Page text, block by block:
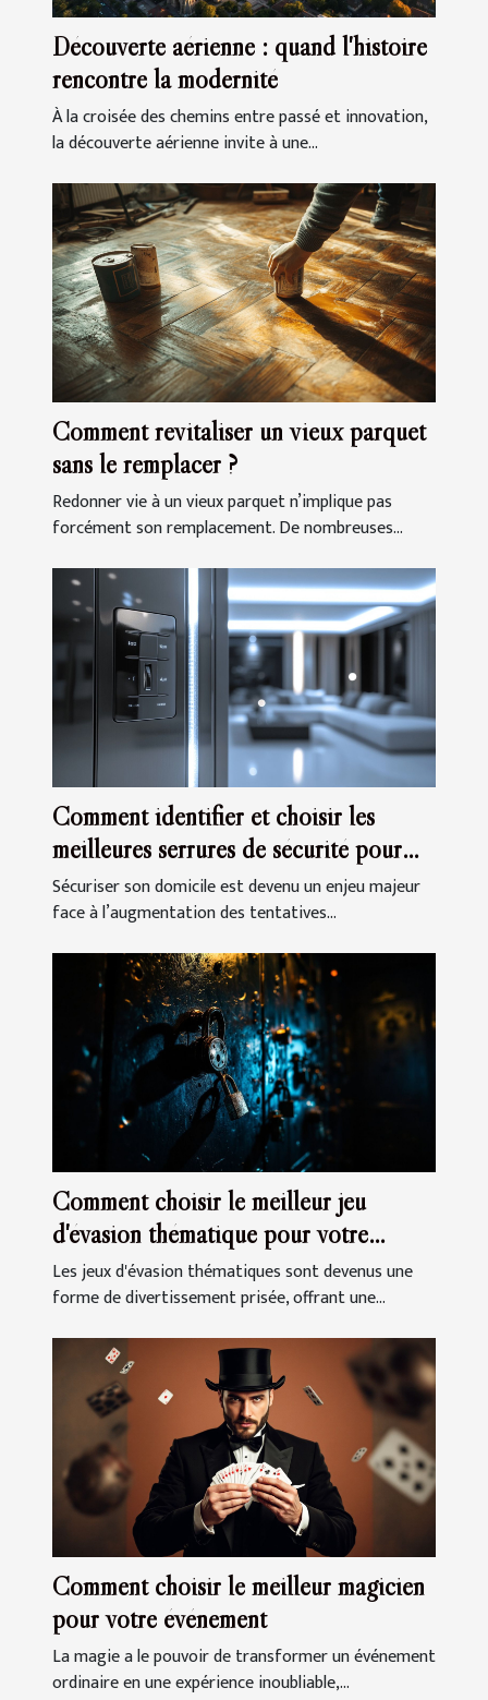
Découverte aérienne : quand l'histoire
rencontre la modernité
À la croisée des chemins entre passé et innovation,
la découverte aérienne invite à une...
Comment revitaliser un vieux parquet
sans le remplacer ?
Redonner vie à un vieux parquet n’implique pas
forcément son remplacement. De nombreuses...
Comment identifier et choisir les
meilleures serrures de sécurité pour
votre domicile
Sécuriser son domicile est devenu un enjeu majeur
face à l’augmentation des tentatives...
Comment choisir le meilleur jeu
d'évasion thématique pour votre
prochaine sortie
Les jeux d'évasion thématiques sont devenus une
forme de divertissement prisée, offrant une...
Comment choisir le meilleur magicien
pour votre événement
La magie a le pouvoir de transformer un événement
ordinaire en une expérience inoubliable,...